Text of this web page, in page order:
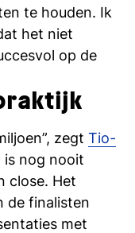
te houden. Ik
het niet
op de
zegt Tio-
is nog nooit
close. Het
de finalisten
met